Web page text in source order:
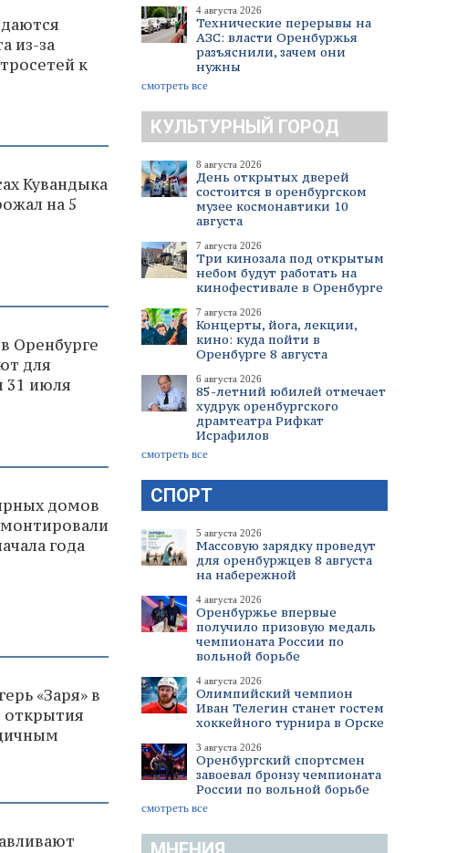
4 августа 2026
Технические перерывы на
АЗС: власти Оренбуржья
разъяснили, зачем они
нужны
смотреть все
КУЛЬТУРНЫЙ ГОРОД
8 августа 2026
День открытых дверей
состоится в оренбургском
музее космонавтики 10
августа
7 августа 2026
Три кинозала под открытым
небом будут работать на
кинофестивале в Оренбурге
7 августа 2026
Концерты, йога, лекции,
кино: куда пойти в
Оренбурге 8 августа
6 августа 2026
85-летний юбилей отмечает
худрук оренбургского
драмтеатра Рифкат
Исрафилов
смотреть все
СПОРТ
5 августа 2026
Массовую зарядку проведут
для оренбуржцев 8 августа
на набережной
4 августа 2026
Оренбуржье впервые
получило призовую медаль
чемпионата России по
вольной борьбе
4 августа 2026
Олимпийский чемпион
Иван Телегин станет гостем
хоккейного турнира в Орске
3 августа 2026
Оренбургский спортсмен
завоевал бронзу чемпионата
России по вольной борьбе
смотреть все
из-за
к
Кувандыка
на 5
Оренбурге
для
31 июля
домов
года
«Заря» в
открытия